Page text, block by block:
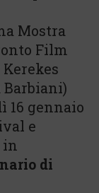
Mostra
Film
16 gennaio
e
in
di